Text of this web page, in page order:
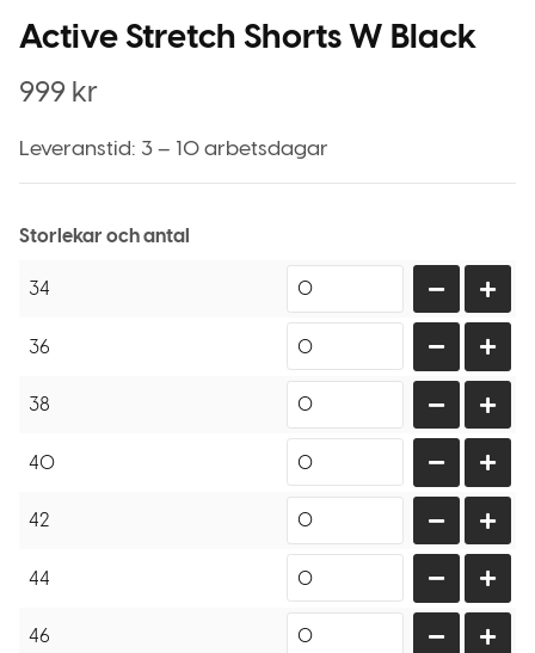
Active Stretch Shorts W Black
999 kr
Leveranstid: 3 – 10 arbetsdagar
Storlekar och antal
34
36
38
40
42
44
46